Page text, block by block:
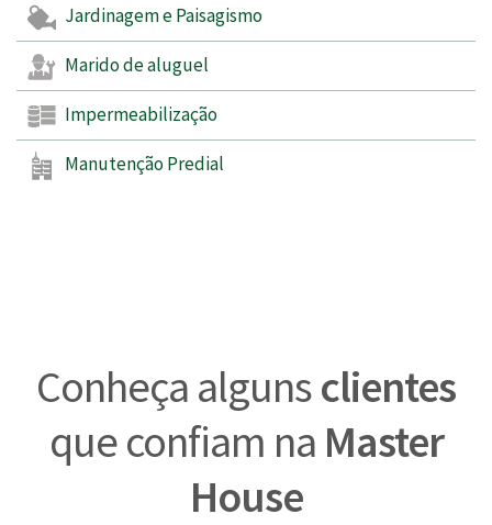
Jardinagem e Paisagismo
Marido de aluguel
Impermeabilização
Manutenção Predial
Conheça algunsclientes
que confiam na Master
House